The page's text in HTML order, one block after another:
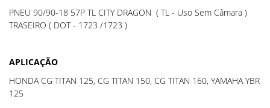
PNEU 90/90-18 57P TL CITY DRAGON ( TL - Uso Sem Câmara )
TRASEIRO ( DOT - 1723 /1723 )
APLICAÇÃO
HONDA CG TITAN 125, CG TITAN 150, CG TITAN 160, YAMAHA YBR
125